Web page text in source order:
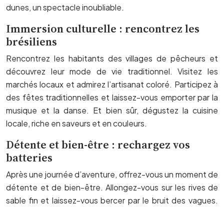
dunes, un spectacle inoubliable.
Immersion culturelle : rencontrez les
brésiliens
Rencontrez les habitants des villages de pêcheurs et
découvrez leur mode de vie traditionnel. Visitez les
marchés locaux et admirez l’artisanat coloré. Participez à
des fêtes traditionnelles et laissez-vous emporter par la
musique et la danse. Et bien sûr, dégustez la cuisine
locale, riche en saveurs et en couleurs.
Détente et bien-être : rechargez vos
batteries
Après une journée d’aventure, offrez-vous un moment de
détente et de bien-être. Allongez-vous sur les rives de
sable fin et laissez-vous bercer par le bruit des vagues.